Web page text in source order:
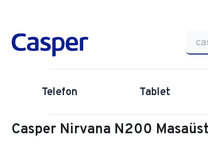
Telefon Tablet
Casper Nirvana N200